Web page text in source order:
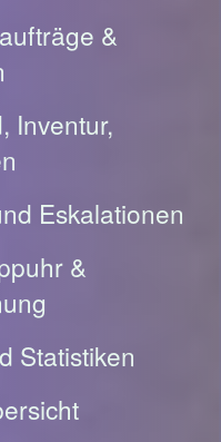
&
Inventur,
Eskalationen
&
Statistiken